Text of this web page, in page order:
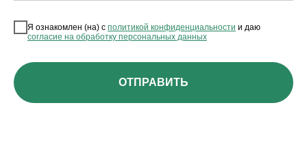
Я ознакомлен (на) с политикой конфиденциальности и даю
согласие на обработку персональных данных
ОТПРАВИТЬ